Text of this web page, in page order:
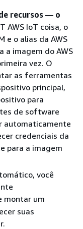
recursos — o
AWS IoT coisa, o
e o alias da AWS
a imagem do AWS
vez. O
as ferramentas
principal,
para
de software
automaticamente
credenciais da
para a imagem
você
montar um
suas